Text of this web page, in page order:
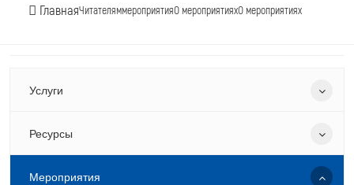
ГлавнаяЧитателяммероприятияО мероприятияхО мероприятиях
Услуги
Ресурсы
Мероприятия